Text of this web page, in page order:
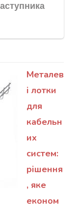
Металев
і лотки
для
кабельн
их
систем:
рішення
, яке
економ